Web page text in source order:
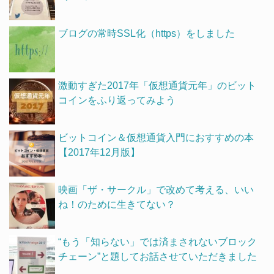
ブログの常時SSL化（https）をしました
激動すぎた2017年「仮想通貨元年」のビット
コインをふり返ってみよう
ビットコイン＆仮想通貨入門におすすめの本
【2017年12月版】
映画「ザ・サークル」で改めて考える、いい
ね！のために生きてない？
“もう「知らない」では済まされないブロック
チェーン”と題してお話させていただきました